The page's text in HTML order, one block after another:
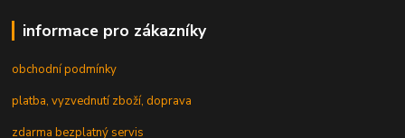
informace pro zákazníky
obchodní podmínky
platba, vyzvednutí zboží, doprava
zdarma bezplatný servis